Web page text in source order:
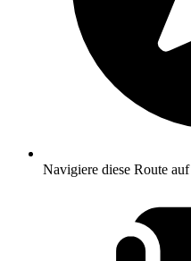
Navigiere diese Route auf